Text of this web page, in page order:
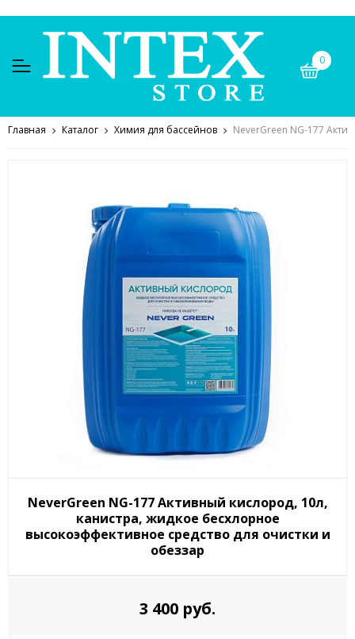
0
Главная Каталог Химия для бассейнов NeverGreen NG-177
NeverGreen NG-177 Активный кислород, 10л,
канистра, жидкое бесхлорное
высокоэффективное средство для очистки и
обеззар
3 400 руб.